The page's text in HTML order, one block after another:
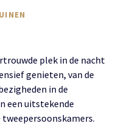
plek in de nacht
genieten, van de
in de
een uitstekende